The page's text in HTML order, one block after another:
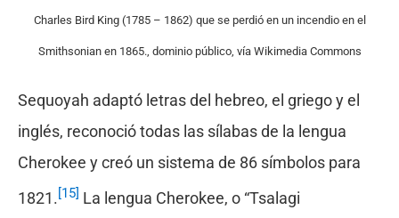
Charles Bird King (1785 – 1862) que se perdió en un incendio en el
Smithsonian en 1865., dominio público, vía Wikimedia Commons
Sequoyah adaptó letras del hebreo, el griego y el
inglés, reconoció todas las sílabas de la lengua
Cherokee y creó un sistema de 86 símbolos para
1821.[15] La lengua Cherokee, o “Tsalagi